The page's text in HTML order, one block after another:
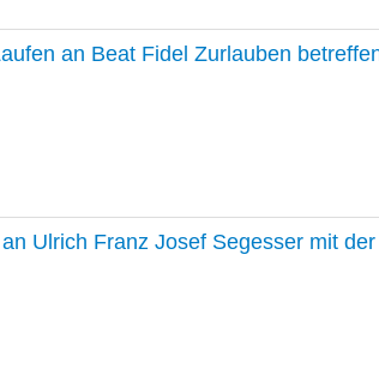
an Beat Fidel Zurlauben
Ulrich Franz Josef Segesser mit